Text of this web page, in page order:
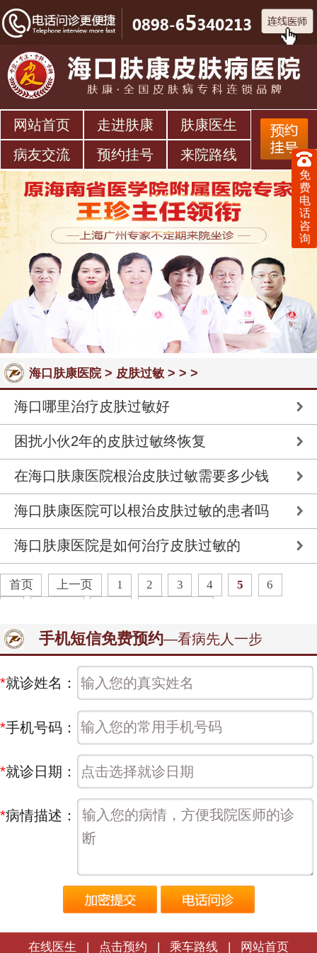
网站首页 走进肤康
肤康医生
病友交流
预约挂号 来院路线
海口肤康医院> 皮肤过敏> > >
海口哪里治疗皮肤过敏好
困扰小伙2年的皮肤过敏终恢复
在海口肤康医院根治皮肤过敏需要多少钱
海口肤康医院可以根治皮肤过敏的患者吗
海口肤康医院是如何治疗皮肤过敏的
首页 上一页 1 2 3 4 5
6
手机短信免费预约—看病先人一步
*就诊姓名：
*手机号码：
*就诊日期：
*病情描述：
在线医生 点击预约 乘车路线 网站首页
免
费
电
话
咨
询